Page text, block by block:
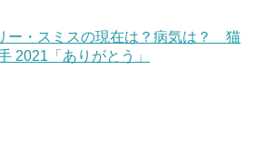
ー・スミスの現在は？病気は？ 猫
2021「ありがとう」